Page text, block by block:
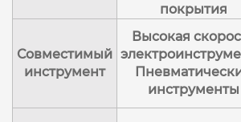
покрытия
Совместимый
инструмент
Высокая
инструменты